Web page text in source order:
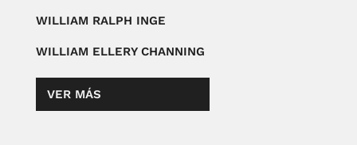
WILLIAM RALPH INGE
WILLIAM ELLERY CHANNING
VER MÁS